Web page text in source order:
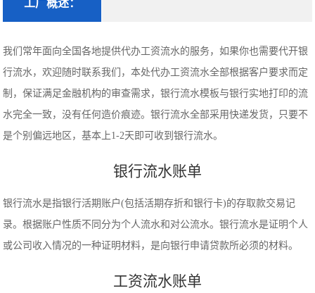
工厂概述：
我们常年面向全国各地提供代办工资流水的服务，如果你也需要代开银
行流水，欢迎随时联系我们，本处代办工资流水全部根据客户要求而定
制，保证满足金融机构的审查需求，银行流水模板与银行实地打印的流
水完全一致，没有任何造价痕迹。银行流水全部采用快递发货，只要不
是个别偏远地区，基本上1-2天即可收到银行流水。
银行流水账单
银行流水是指银行活期账户(包括活期存折和银行卡)的存取款交易记
录。根据账户性质不同分为个人流水和对公流水。银行流水是证明个人
或公司收入情况的一种证明材料，是向银行申请贷款所必须的材料。
工资流水账单